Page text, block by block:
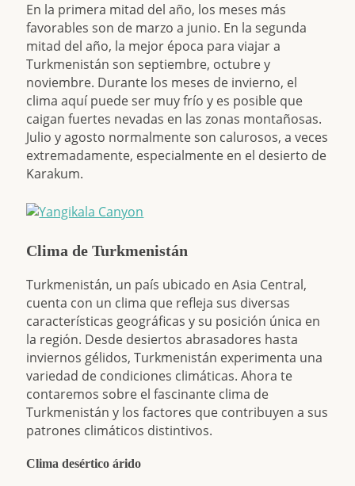
En la primera mitad del año, los meses más
favorables son de marzo a junio. En la segunda
mitad del año, la mejor época para viajar a
Turkmenistán son septiembre, octubre y
noviembre. Durante los meses de invierno, el
clima aquí puede ser muy frío y es posible que
caigan fuertes nevadas en las zonas montañosas.
Julio y agosto normalmente son calurosos, a veces
extremadamente, especialmente en el desierto de
Karakum.
Clima de Turkmenistán
Turkmenistán, un país ubicado en Asia Central,
cuenta con un clima que refleja sus diversas
características geográficas y su posición única en
la región. Desde desiertos abrasadores hasta
inviernos gélidos, Turkmenistán experimenta una
variedad de condiciones climáticas. Ahora te
contaremos sobre el fascinante clima de
Turkmenistán y los factores que contribuyen a sus
patrones climáticos distintivos.
Clima desértico árido